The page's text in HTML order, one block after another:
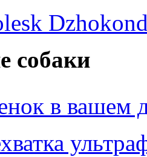
собаки
в вашем